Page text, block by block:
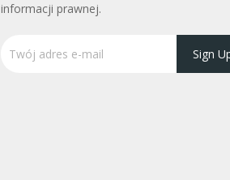
informacji prawnej.